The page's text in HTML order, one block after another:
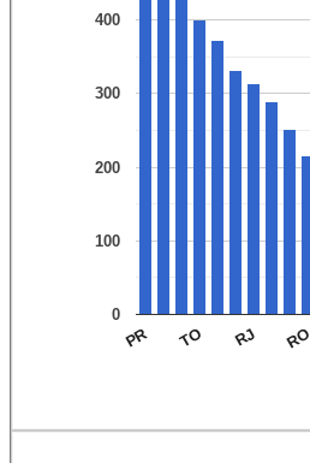
PR TO RJ RO
0
100
200
300
400